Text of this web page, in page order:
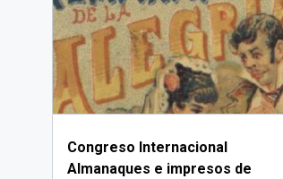
Congreso Internacional
Almanaques e impresos de